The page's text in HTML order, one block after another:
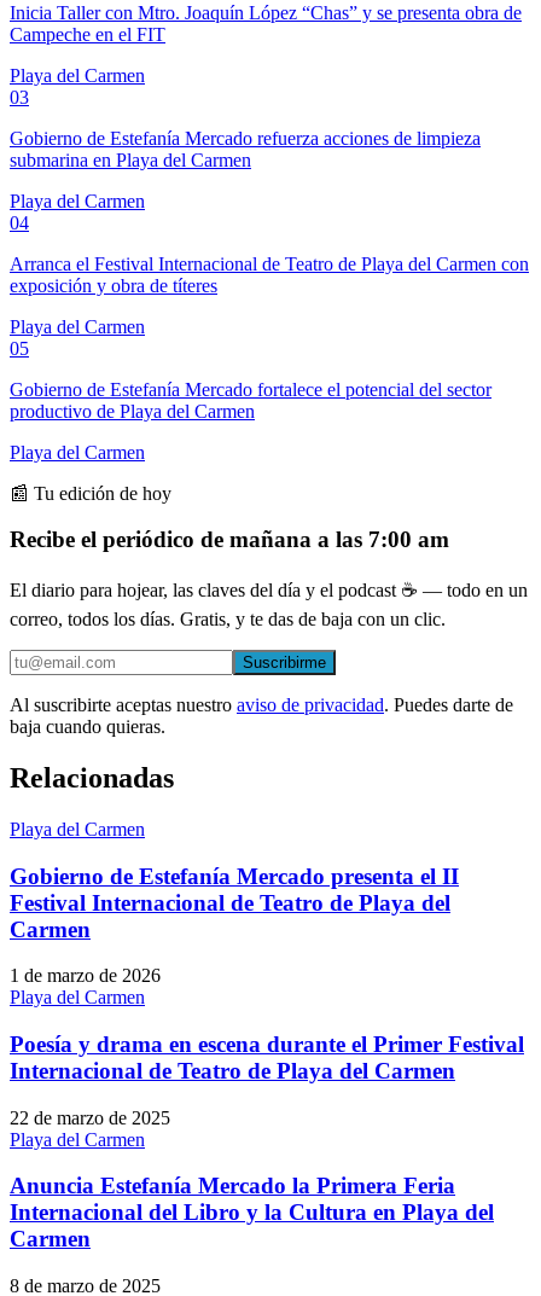
Inicia Taller con Mtro. Joaquín López “Chas” y se presenta obra de
Campeche en el FIT
Playa del Carmen
03
Gobierno de Estefanía Mercado refuerza acciones de limpieza
submarina en Playa del Carmen
Playa del Carmen
04
Arranca el Festival Internacional de Teatro de Playa del Carmen con
exposición y obra de títeres
Playa del Carmen
05
Gobierno de Estefanía Mercado fortalece el potencial del sector
productivo de Playa del Carmen
Playa del Carmen
📰 Tu edición de hoy
Recibe el periódico de mañana a las 7:00 am
El diario para hojear, las claves del día y el podcast ☕ — todo en un
correo, todos los días. Gratis, y te das de baja con un clic.
Suscribirme
Al suscribirte aceptas nuestro aviso de privacidad. Puedes darte de
baja cuando quieras.
Relacionadas
Playa del Carmen
Gobierno de Estefanía Mercado presenta el II
Festival Internacional de Teatro de Playa del
Carmen
1 de marzo de 2026
Playa del Carmen
Poesía y drama en escena durante el Primer Festival
Internacional de Teatro de Playa del Carmen
22 de marzo de 2025
Playa del Carmen
Anuncia Estefanía Mercado la Primera Feria
Internacional del Libro y la Cultura en Playa del
Carmen
8 de marzo de 2025